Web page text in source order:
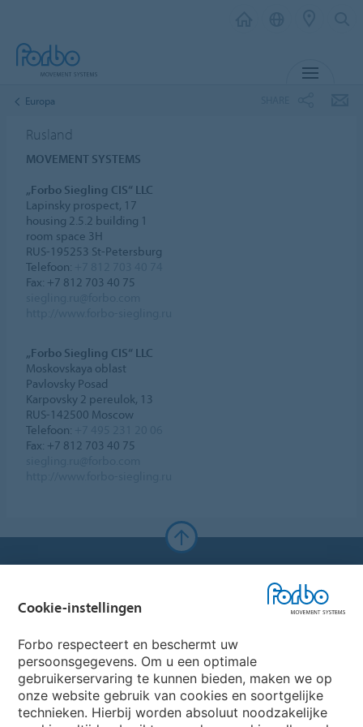
Europa
Rusland
MOVEMENT SYSTEMS
„Forbo Siegling CIS“ LLC
Lapinsky prospect, 17
housing 2.5.2 building 1
room space 3H
RUS-195253 St-Petersburg
Telefoon:
Fax: +7 812 703 40 75
„Forbo Siegling CIS“ LLC
Moskovskaya oblast
Pavlovsky Posad
Karpovsky 2 pereulok, 13
RUS-142500 Moscow
Telefoon:
Fax: +7 812 703 40 75
Forbo Websites
Forbo Group
Forbo Flooring Systems
Forbo Movement Systems
Cookie-instellingen
Forbo respecteert en beschermt uw
persoonsgegevens. Om u een optimale
gebruikerservaring te kunnen bieden, maken we op
onze website gebruik van cookies en soortgelijke
technieken. Hierbij worden absoluut noodzakelijke